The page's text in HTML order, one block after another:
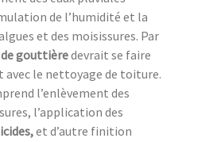
de l’humidité et la
et des moisissures. Par
gouttièredevrait se faire
le nettoyage de toiture.
l’enlèvement des
l’application des
et d’autre finition